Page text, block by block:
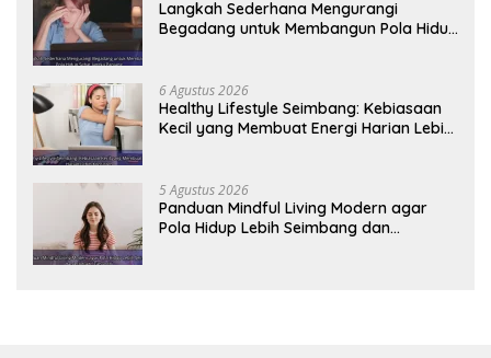
Langkah Sederhana Mengurangi
Begadang untuk Membangun Pola Hidup
6 Agustus 2026
Healthy Lifestyle Seimbang: Kebiasaan
Kecil yang Membuat Energi Harian Lebih
5 Agustus 2026
Panduan Mindful Living Modern agar
Pola Hidup Lebih Seimbang dan